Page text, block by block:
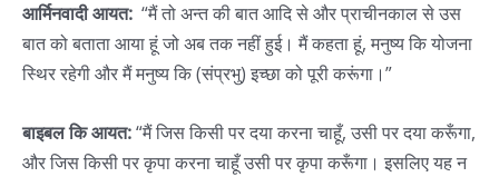
आर्मिनवादी आयत: “मैं तो अन्त की बात आदि से और प्राचीनकाल से उस
बात को बताता आया हूं जो अब तक नहीं हुई। मैं कहता हूं, मनुष्य कि योजना
स्थिर रहेगी और मैं मनुष्य कि (संप्रभु) इच्छा को पूरी करूंगा।”
बाइबल कि आयत:“मैं जिस किसी पर दया करना चाहूँ, उसी पर दया करूँगा,
और जिस किसी पर कृपा करना चाहूँ उसी पर कृपा करूँगा। इसलिए यह न